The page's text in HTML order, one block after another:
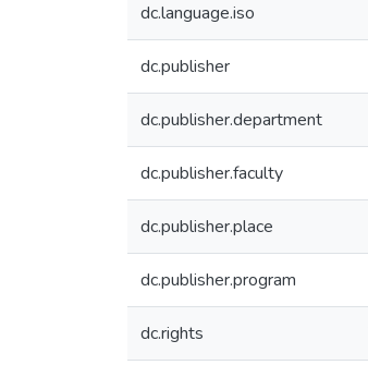
dc.language.iso
dc.publisher
dc.publisher.department
dc.publisher.faculty
dc.publisher.place
dc.publisher.program
dc.rights